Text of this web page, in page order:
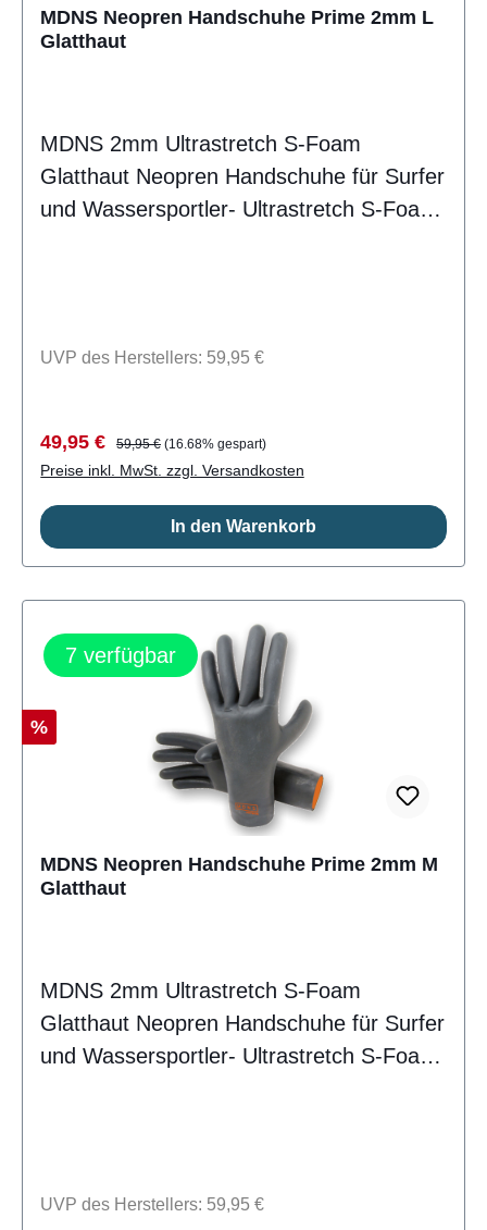
MDNS Neopren Handschuhe Prime 2mm L
Glatthaut
MDNS 2mm Ultrastretch S-Foam
Glatthaut Neopren Handschuhe für Surfer
und Wassersportler- Ultrastretch S-Foam
Handschuhe MDNS CSN9103
UVP des Herstellers: 59,95 €
Verkaufspreis:
49,95 € Regulärer Preis:
59,95 € (16.68% gespart)
Preise inkl. MwSt. zzgl. Versandkosten
In den Warenkorb
7 verfügbar
Rabatt
%
MDNS Neopren Handschuhe Prime 2mm M
Glatthaut
MDNS 2mm Ultrastretch S-Foam
Glatthaut Neopren Handschuhe für Surfer
und Wassersportler- Ultrastretch S-Foam
Handschuhe MDNS CSN9103
UVP des Herstellers: 59,95 €